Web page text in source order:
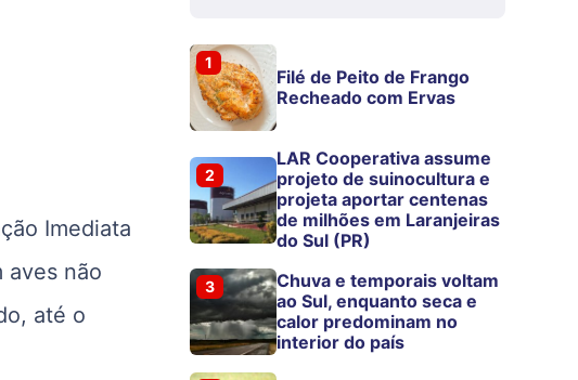
Imediata
aves não
até o
1
Filé de Peito de Frango
Recheado com Ervas
2
LAR Cooperativa assume
projeto de suinocultura e
projeta aportar centenas
de milhões em Laranjeiras
do Sul (PR)
3
Chuva e temporais voltam
ao Sul, enquanto seca e
calor predominam no
interior do país